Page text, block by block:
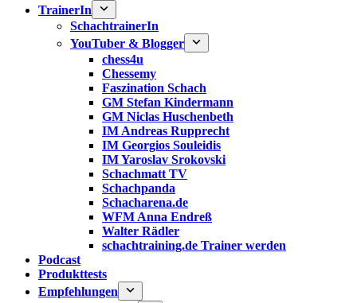
TrainerIn
SchachtrainerIn
YouTuber & Blogger
chess4u
Chessemy
Faszination Schach
GM Stefan Kindermann
GM Niclas Huschenbeth
IM Andreas Rupprecht
IM Georgios Souleidis
IM Yaroslav Srokovski
Schachmatt TV
Schachpanda
Schacharena.de
WFM Anna Endreß
Walter Rädler
schachtraining.de Trainer werden
Podcast
Produkttests
Empfehlungen